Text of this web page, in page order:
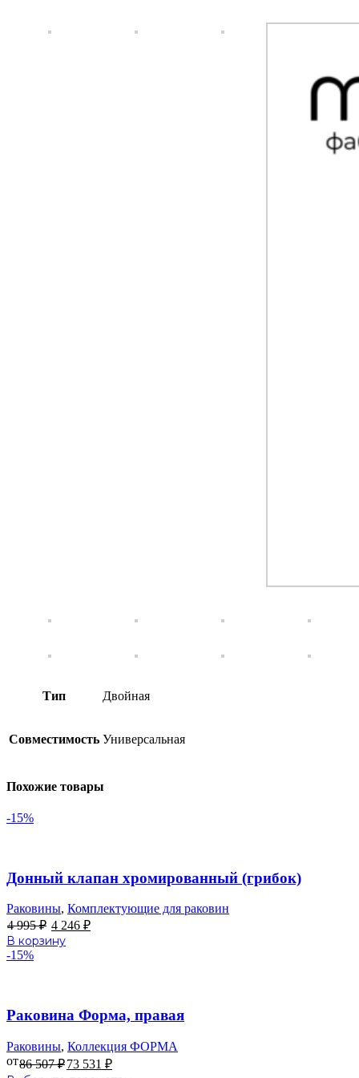
Тип Двойная
Совместимость Универсальная
Похожие товары
-15%
Донный клапан хромированный (грибок)
Раковины, Комплектующие для раковин
4 995₽ Первоначальная
цена
составляла
4 246 ₽
В корзину
-15%
Раковина Форма, правая
Раковины, Коллекция ФОРМА
от86 507₽73 531 ₽